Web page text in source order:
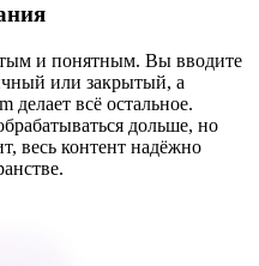
и понятным. Вы вводите
или закрытый, а
делает всё остальное.
дольше, но
весь контент надёжно